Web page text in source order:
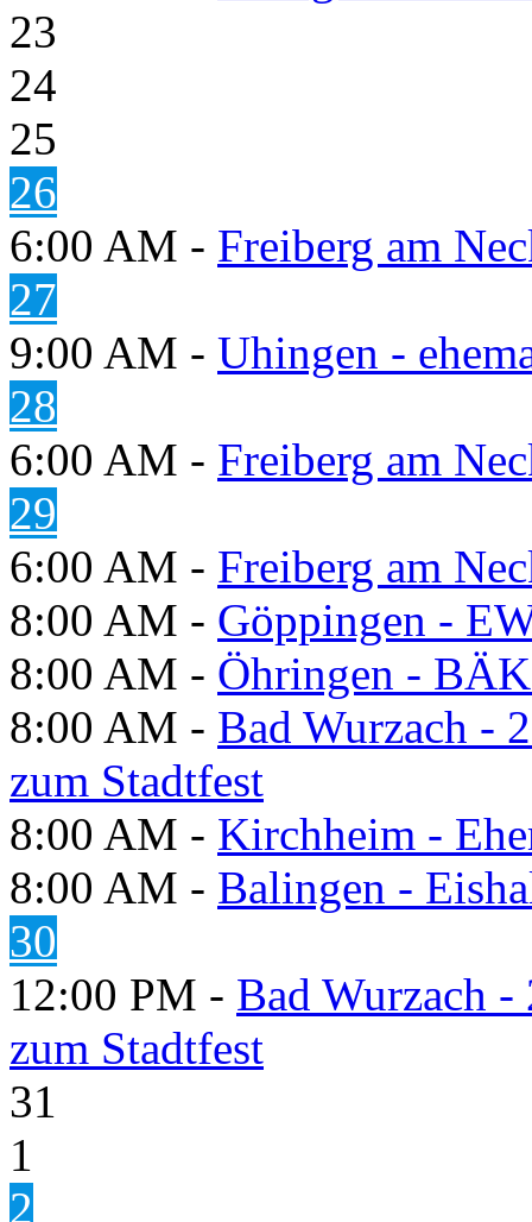
23
24
25
26
6:00 AM - Freiberg am
27
9:00 AM - Uhingen -
28
6:00 AM - Freiberg am
29
6:00 AM - Freiberg am
8:00 AM - Göppingen -
8:00 AM - Öhringen -
8:00 AM - Bad Wurzach -
zum Stadtfest
8:00 AM - Kirchheim -
8:00 AM - Balingen -
30
12:00 PM - Bad Wurzach
zum Stadtfest
31
1
2